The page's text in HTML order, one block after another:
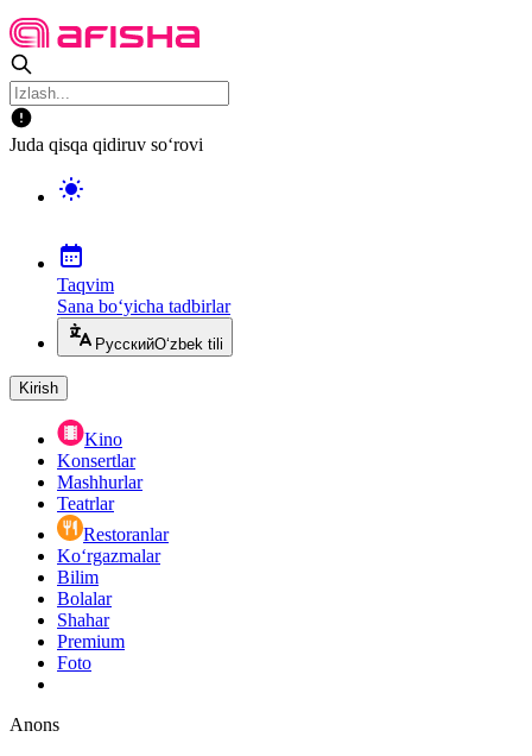
Juda qisqa qidiruv so‘rovi
Taqvim
Sana bo‘yicha tadbirlar
РусскийO‘zbek tili
Kirish
Kino
Konsertlar
Mashhurlar
Teatrlar
Restoranlar
Ko‘rgazmalar
Bilim
Bolalar
Shahar
Premium
Foto
Anons